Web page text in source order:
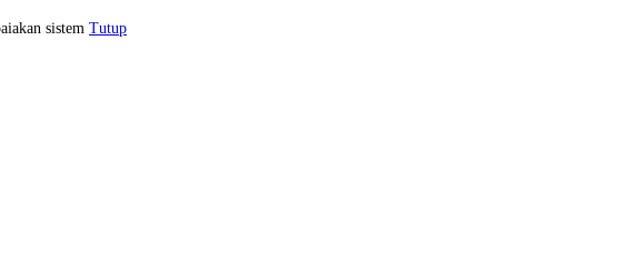
sistem Tutup